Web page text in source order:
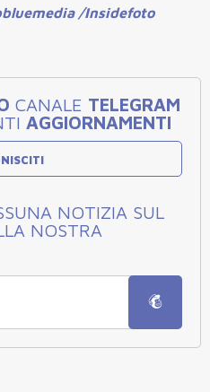
/Insidefoto
CANALE TELEGRAM
AGGIORNAMENTI
NOTIZIA SUL
NOSTRA